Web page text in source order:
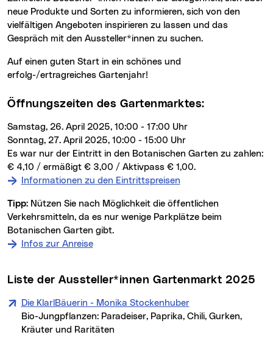
neue Produkte und Sorten zu informieren, sich von den
vielfältigen Angeboten inspirieren zu lassen und das
Gespräch mit den Aussteller*innen zu suchen.
Auf einen guten Start in ein schönes und
erfolg-/ertragreiches Gartenjahr!
Öffnungszeiten des Gartenmarktes:
Samstag, 26. April 2025, 10:00 - 17:00 Uhr
Sonntag, 27. April 2025, 10:00 - 15:00 Uhr
Es war nur der Eintritt in den Botanischen Garten zu zahlen:
€ 4,10 / ermäßigt € 3,00 / Aktivpass € 1,00.
Informationen zu den Eintrittspreisen
Tipp: Nützen Sie nach Möglichkeit die öffentlichen
Verkehrsmitteln, da es nur wenige Parkplätze beim
Botanischen Garten gibt.
Infos zur Anreise
Liste der Aussteller*innen Gartenmarkt 2025
Die KlarlBäuerin - Monika Stockenhuber
Bio-Jungpflanzen: Paradeiser, Paprika, Chili, Gurken,
Kräuter und Raritäten